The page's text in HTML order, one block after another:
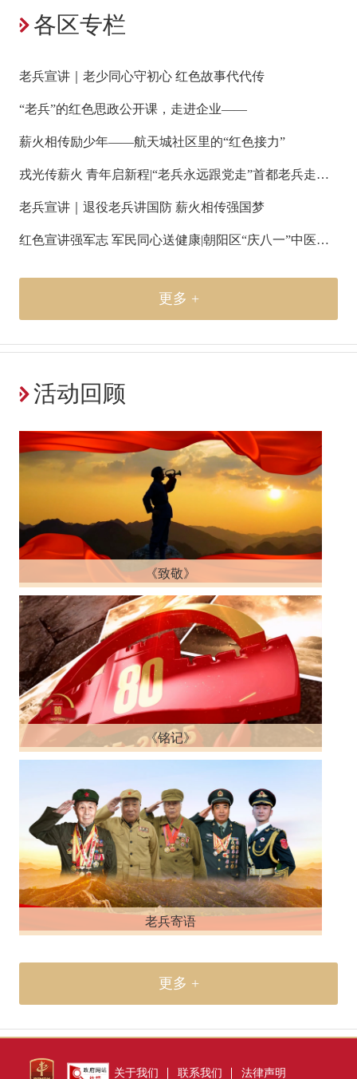
各区专栏
老兵宣讲｜老少同心守初心 红色故事代代传
“老兵”的红色思政公开课，走进企业——
薪火相传励少年——航天城社区里的“红色接力”
戎光传薪火 青年启新程|“老兵永远跟党走”首都老兵走进北京北控城市发展集团爱国教育宣讲活动圆满举行
老兵宣讲｜退役老兵讲国防 薪火相传强国梦
红色宣讲强军志 军民同心送健康|朝阳区“庆八一”中医义诊进军营暨“老兵永远跟党走”老兵宣讲活动
更多 +
活动回顾
《致敬》
《铭记》
老兵寄语
更多 +
关于我们 联系我们 法律声明